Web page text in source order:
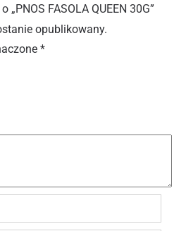
FASOLA QUEEN 30G”
opublikowany.
*